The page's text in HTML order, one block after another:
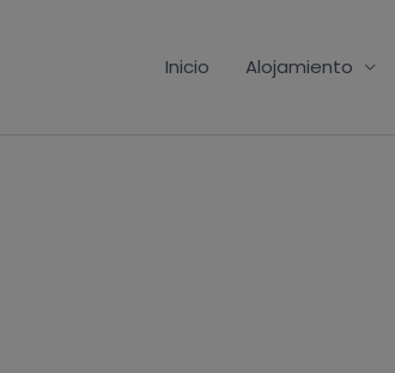
Inicio Alojamiento